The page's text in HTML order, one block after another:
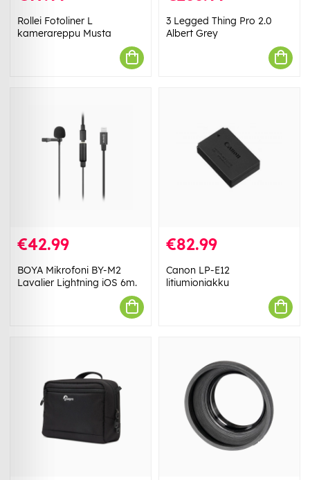
Rollei Fotoliner L
kamerareppu Musta
3 Legged Thing Pro 2.0
Albert Grey
€42.99
BOYA Mikrofoni BY-M2
Lavalier Lightning iOS 6m.
€82.99
Canon LP-E12
litiumioniakku